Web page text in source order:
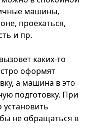
машины,
проехаться,
и пр.
каких-то
оформят
а машина в это
подготовку. При
не обращаться в